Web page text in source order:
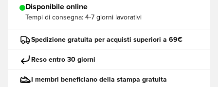
Disponibile online
Tempi di consegna: 4-7 giorni lavorativi
Spedizione gratuita per acquisti superiori a 69€
Reso entro 30 giorni
I membri beneficiano della stampa gratuita